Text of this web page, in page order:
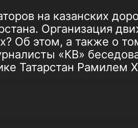
на казанских
Организация
Об этом, а также о
«КВ»
Татарстан